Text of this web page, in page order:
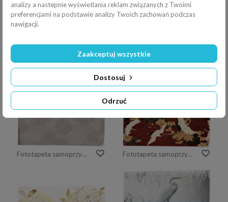
Fototapeta samoprzylepna akwarela, ilustracja jesiennego lasu z kolorowymi liśćmi, wygenerowana przez AI Fototapeta samoprzylepna Żurawie na Teksturowanym Tle
Fototapeta samoprzylepna Kwiaty na tle ściany Fototapeta samoprzylepna wzór w stylu orientalnym, żurawie
analizy a nastepnie wyświetlania reklam związanych z Twoimi
preferencjami na podstawie analizy Twoich zachowań podczas
nawigacji.
Odrzuć
Dostosuj
Zaakceptuj wszystkie